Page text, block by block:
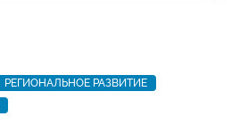
РЕГИОНАЛЬНОЕ РАЗВИТИЕ